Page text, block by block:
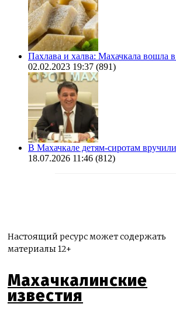
Пахлава и халва: Махачкала вошла
02.02.2023 19:37 (891)
В Махачкале детям-сиротам
18.07.2026 11:46 (812)
Настоящий ресурс может содержать
материалы 12+
Махачкалинские
известия